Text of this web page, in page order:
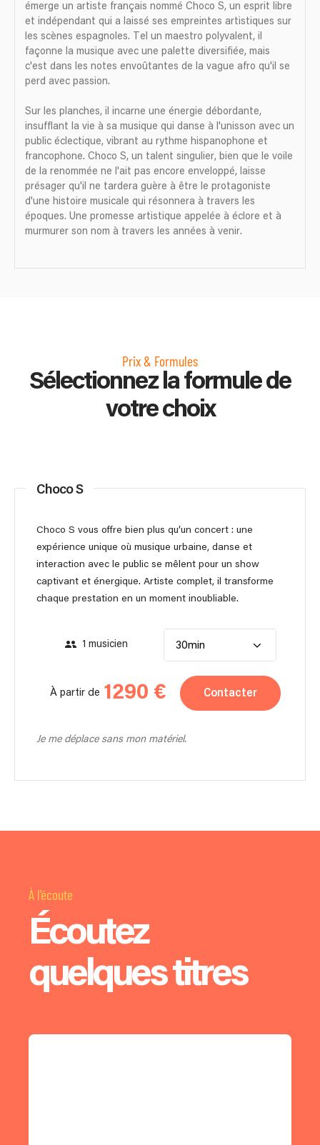
émerge un artiste français nommé Choco S, un esprit libre
et indépendant qui a laissé ses empreintes artistiques sur
les scènes espagnoles. Tel un maestro polyvalent, il
façonne la musique avec une palette diversifiée, mais
c'est dans les notes envoûtantes de la vague afro qu'il se
perd avec passion.
Sur les planches, il incarne une énergie débordante,
insufflant la vie à sa musique qui danse à l'unisson avec un
public éclectique, vibrant au rythme hispanophone et
francophone. Choco S, un talent singulier, bien que le voile
de la renommée ne l'ait pas encore enveloppé, laisse
présager qu'il ne tardera guère à être le protagoniste
d'une histoire musicale qui résonnera à travers les
époques. Une promesse artistique appelée à éclore et à
murmurer son nom à travers les années à venir.
Prix & Formules
Sélectionnez la formule de
votre choix
Choco S
Choco S vous offre bien plus qu’un concert : une
expérience unique où musique urbaine, danse et
interaction avec le public se mêlent pour un show
captivant et énergique. Artiste complet, il transforme
chaque prestation en un moment inoubliable.
1 musicien 30min
À partir de 1290 € Contacter
Je me déplace sans mon matériel.
À l'écoute
Écoutez
quelques titres